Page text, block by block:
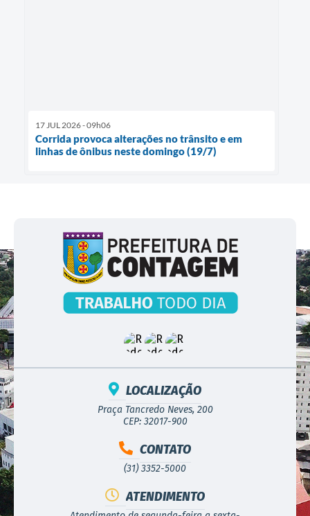
17 JUL 2026 - 09h06
Corrida provoca alterações no trânsito e em
linhas de ônibus neste domingo (19/7)
LOCALIZAÇÃO
Praça Tancredo Neves, 200
CEP: 32017-900
CONTATO
(31) 3352-5000
ATENDIMENTO